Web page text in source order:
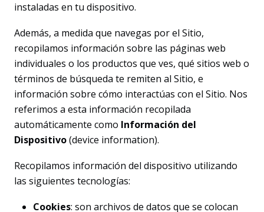
instaladas en tu dispositivo.
Además, a medida que navegas por el Sitio,
recopilamos información sobre las páginas web
individuales o los productos que ves, qué sitios web o
términos de búsqueda te remiten al Sitio, e
información sobre cómo interactúas con el Sitio. Nos
referimos a esta información recopilada
automáticamente como Información del
Dispositivo(device information).
Recopilamos información del dispositivo utilizando
las siguientes tecnologías:
Cookies: son archivos de datos que se colocan